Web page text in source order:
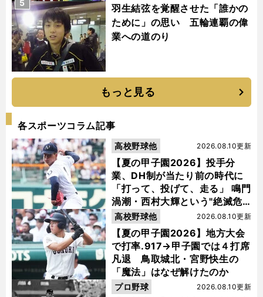
羽生結弦を覚醒させた「誰かの
ために」の思い 五輪連覇の偉
業への道のり
5
もっと見る
各スポーツコラム記事
【夏の甲子園2026】投手分
業、DH制が当たり前の時代に
「打って、投げて、走る」 鳴門
渦潮・西村大輝という"絶滅危
惧種"
2026.08.10更新
高校野球他
【夏の甲子園2026】地方大会
で打率.917→甲子園では４打席
凡退 鳥取城北・宮野快生の
「魔法」はなぜ解けたのか
2026.08.10更新
高校野球他
2026.08.10更新
プロ野球